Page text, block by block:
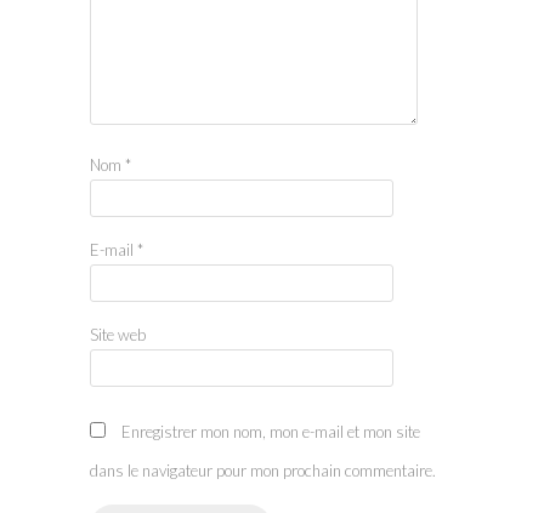
Nom *
E-mail *
Site web
Enregistrer mon nom, mon e-mail et mon site
dans le navigateur pour mon prochain commentaire.